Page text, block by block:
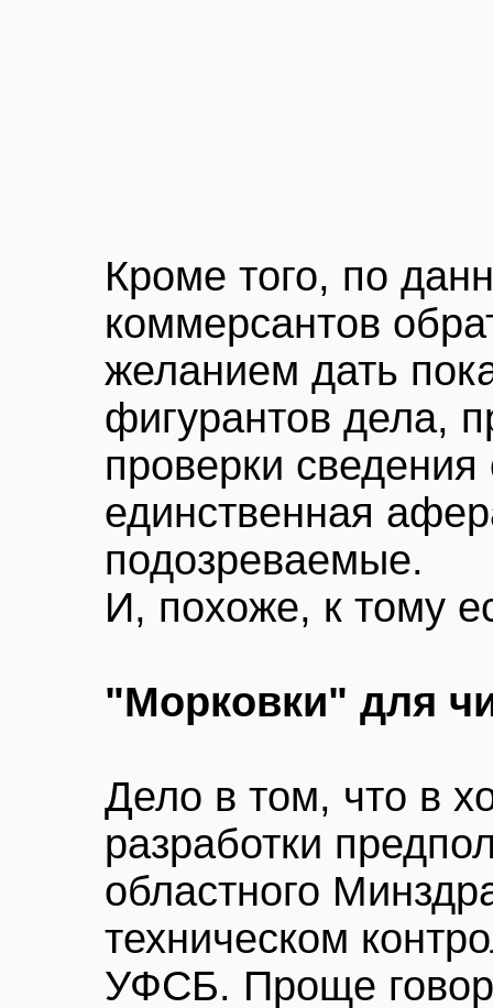
Кроме того, по
коммерсантов
желанием дать
фигурантов дела,
проверки
единственная
подозреваемые.
И, похоже, к тому
"Морковки" для
Дело в том, что в
разработки
областного
техническом
УФСБ. Проще